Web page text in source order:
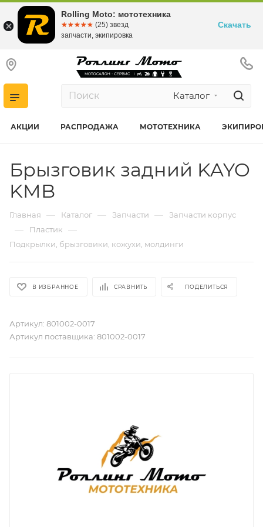
Каталог
АКЦИИ РАСПРОДАЖА МОТОТЕХНИКА
Брызговик задний KAYO
KMB
Главная — Каталог — Запчасти — Запчасти корпус
— Пластик —
Подкрылки, брызговики, кожухи, молдинги
В ИЗБРАННОЕ СРАВНИТЬ ПОДЕЛИТЬСЯ
Артикул: 801002-0017
Артикул поставщика: 801002-0017
Rolling Moto: мототехника
☆☆☆☆☆
★★★★★ (25) звезд
запчасти, экипировка
Скачать